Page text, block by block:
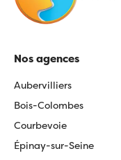
Nos agences
Aubervilliers
Bois-Colombes
Courbevoie
Épinay-sur-Seine